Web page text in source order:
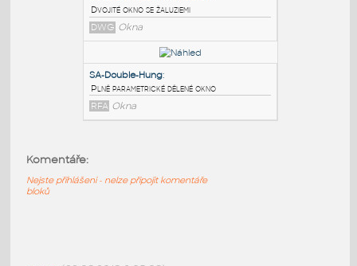
RFA Posuvné
Single, frameless, adjustable swing door
Plně parametrické 3D dveře, bezrámové
RFA
Komentáře:
Nejste přihlášeni - nelze připojit komentáře
bloků